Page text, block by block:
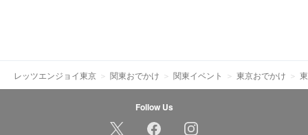
レッツエンジョイ東京 関東おでかけ 関東イベント 東京おでかけ
Follow Us